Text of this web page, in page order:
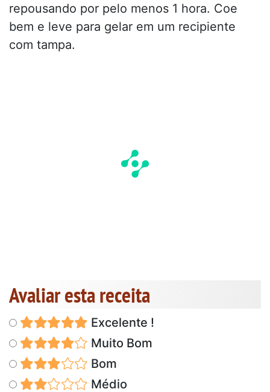
repousando por pelo menos 1 hora. Coe
bem e leve para gelar em um recipiente
com tampa.
Avaliar esta receita
Excelente !
Muito Bom
Bom
Médio